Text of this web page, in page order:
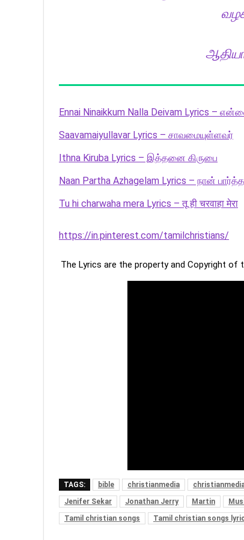
Ennai Ninaikkum Nalla Deivam Lyrics –
Saavamaiyullavar Lyrics – சாவமையுள்ளவர்
Ithna Kiruba Lyrics – இத்தனை கிருபை
Naan Partha Azhagelam Lyrics – நான்
Tu hi charwaha mera Lyrics – तू ही चरवाहा मेरा
https://in.pinterest.com/tamilchristians/
The Lyrics are the property and Copyright of
TAGS: bible christianmedia
Jenifer Sekar
Jonathan Jerry Martin
Tamil christian songs
Tamil christian songs